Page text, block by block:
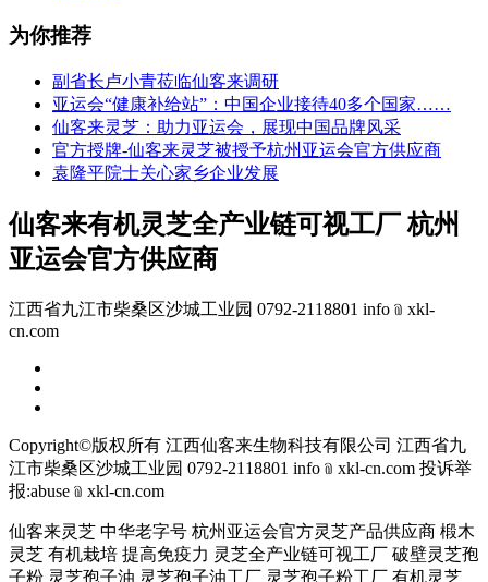
为你推荐
副省长卢小青莅临仙客来调研
亚运会“健康补给站”：中国企业接待40多个国家……
仙客来灵芝：助力亚运会，展现中国品牌风采
官方授牌-仙客来灵芝被授予杭州亚运会官方供应商
袁隆平院士关心家乡企业发展
仙客来有机灵芝全产业链可视工厂 杭州
亚运会官方供应商
江西省九江市柴桑区沙城工业园 0792-2118801 info﹫xkl-
cn.com
Copyright©版权所有 江西仙客来生物科技有限公司 江西省九
江市柴桑区沙城工业园 0792-2118801 info﹫xkl-cn.com 投诉举
报:abuse﹫xkl-cn.com
仙客来灵芝 中华老字号 杭州亚运会官方灵芝产品供应商 椴木
灵芝 有机栽培 提高免疫力 灵芝全产业链可视工厂 破壁灵芝孢
子粉 灵芝孢子油 灵芝孢子油工厂 灵芝孢子粉工厂 有机灵芝